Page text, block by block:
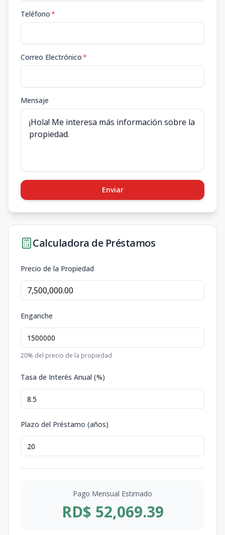
Teléfono*
Correo Electrónico*
Mensaje
Enviar
Calculadora de Préstamos
Precio de la Propiedad
Enganche
20% del precio de la propiedad
Tasa de Interés Anual (%)
Plazo del Préstamo (años)
Pago Mensual Estimado
RD$ 52,069.39